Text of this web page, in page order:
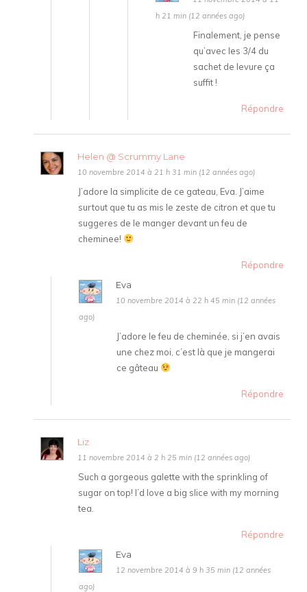
h 21 min (12 années ago)
Finalement, je pense
qu’avec les 3/4 du
sachet de levure ça
suffit !
Répondre
Helen @ Scrummy Lane
10 novembre 2014 à 21 h 31 min (12 années ago)
J’adore la simplicite de ce gateau, Eva. J’aime
surtout que tu as mis le zeste de citron et que tu
suggeres de le manger devant un feu de
cheminee!
Répondre
Eva
10 novembre 2014 à 22 h 45 min (12 années
ago)
J’adore le feu de cheminée, si j’en avais
une chez moi, c’est là que je mangerai
ce gâteau
Répondre
Liz
11 novembre 2014 à 2 h 25 min (12 années ago)
Such a gorgeous galette with the sprinkling of
sugar on top! I’d love a big slice with my morning
tea.
Répondre
Eva
12 novembre 2014 à 9 h 35 min (12 années
ago)